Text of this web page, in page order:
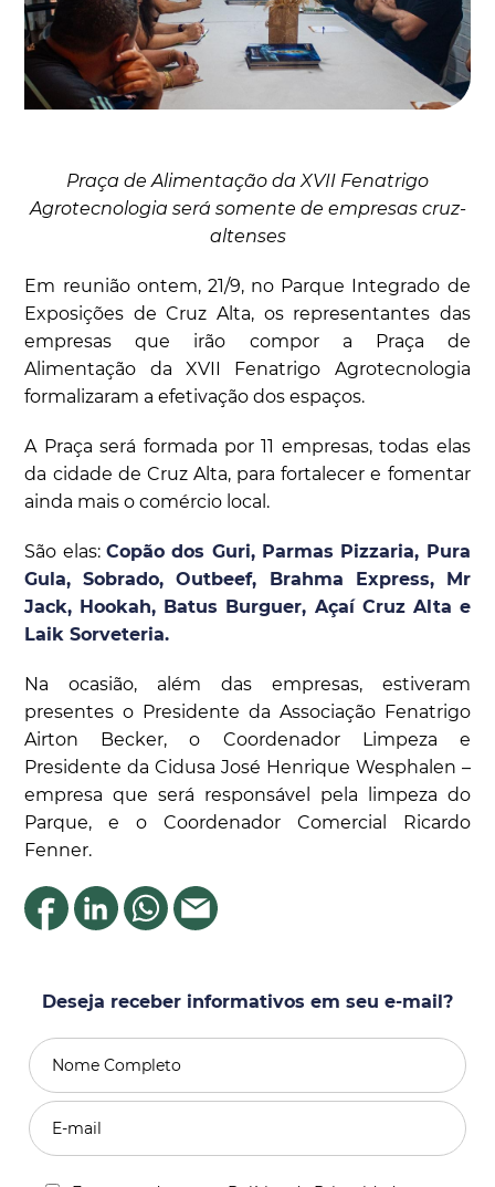
Praça de Alimentação da XVII Fenatrigo
Agrotecnologia será somente de empresas cruz-
altenses
Em reunião ontem, 21/9, no Parque Integrado de
Exposições de Cruz Alta, os representantes das
empresas que irão compor a Praça de
Alimentação da XVII Fenatrigo Agrotecnologia
formalizaram a efetivação dos espaços.
A Praça será formada por 11 empresas, todas elas
da cidade de Cruz Alta, para fortalecer e fomentar
ainda mais o comércio local.
São elas:Copão dos Guri, Parmas Pizzaria, Pura
Gula, Sobrado, Outbeef, Brahma Express, Mr
Jack, Hookah, Batus Burguer, Açaí Cruz Alta e
Laik Sorveteria.
Na ocasião, além das empresas, estiveram
presentes o Presidente da Associação Fenatrigo
Airton Becker, o Coordenador Limpeza e
Presidente da Cidusa José Henrique Wesphalen –
empresa que será responsável pela limpeza do
Parque, e o Coordenador Comercial Ricardo
Fenner.
Deseja receber informativos em seu e-mail?